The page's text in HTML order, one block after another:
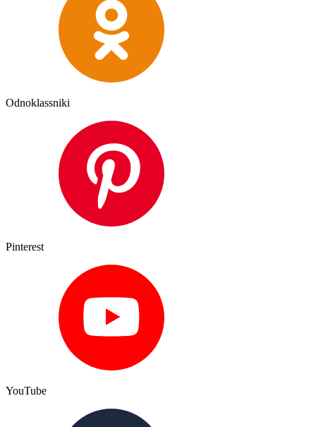
Odnoklassniki
Pinterest
YouTube